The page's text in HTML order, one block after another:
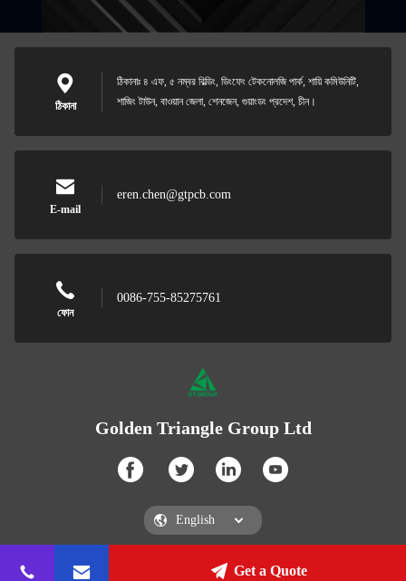
ঠিকানা
ঠিকানাঃ ৪ এফ, ৫ নম্বর বিল্ডিং, ডিংফেং টেকনোলজি পার্ক, শায়ি কমিউনিটি,
শাজিং টাউন, বাওয়ান জেলা, শেনজেন, গুয়াংডং প্রদেশ, চীন।
E-mail
eren.chen@gtpcb.com
ফোন
0086-755-85275761
Golden Triangle Group Ltd
Golden Triangle Group LtdGet a Quote